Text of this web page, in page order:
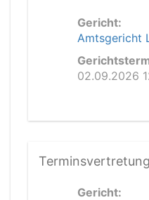
Gericht:
Amtsgericht
02.09.2026
Gericht: